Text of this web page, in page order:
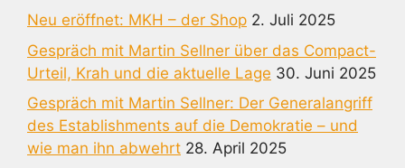
Neu eröffnet: MKH – der Shop 2. Juli 2025
Gespräch mit Martin Sellner über das Compact-
Urteil, Krah und die aktuelle Lage 30. Juni 2025
Gespräch mit Martin Sellner: Der Generalangriff
des Establishments auf die Demokratie – und
wie man ihn abwehrt 28. April 2025